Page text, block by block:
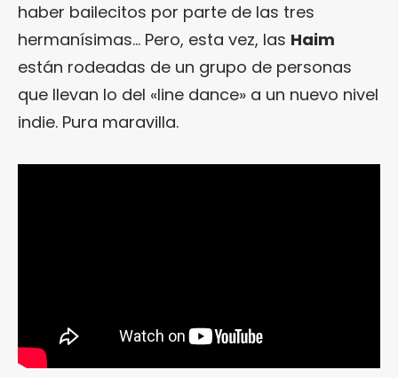
haber bailecitos por parte de las tres
hermanísimas… Pero, esta vez, las Haim
están rodeadas de un grupo de personas
que llevan lo del «line dance» a un nuevo nivel
indie. Pura maravilla.